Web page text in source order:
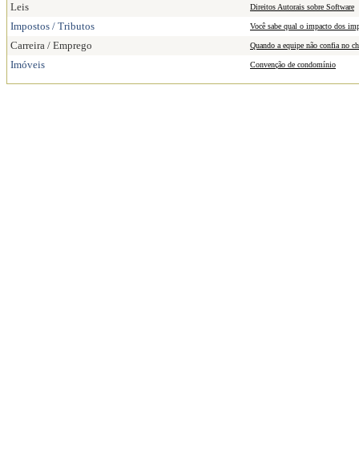
Leis Direitos Autorais sobre Software
Impostos / Tributos Você sabe qual o impacto dos
Carreira / Emprego Quando a equipe não confia no
Imóveis Convenção de condomínio